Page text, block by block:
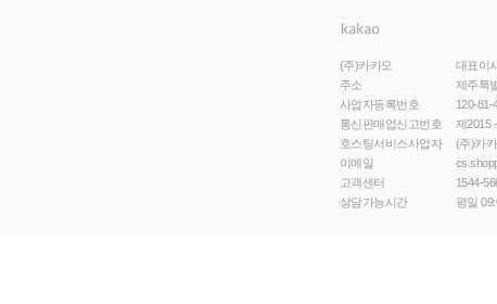
(주)카카오
대표이
주소
제주특
사업자등록번호
120-81-
통신판매업신고번호
제2015
호스팅서비스사업자
(주)카
이메일
고객센터
1544-
상담가능시간
평일